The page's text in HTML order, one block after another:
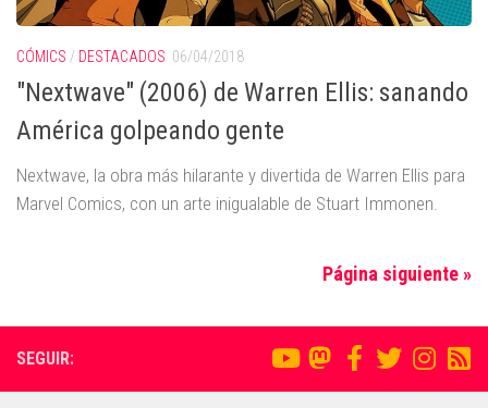
CÓMICS / DESTACADOS 06/04/2018
"Nextwave" (2006) de Warren Ellis: sanando
América golpeando gente
Nextwave, la obra más hilarante y divertida de Warren Ellis para
Marvel Comics, con un arte inigualable de Stuart Immonen.
Página siguiente »
SEGUIR: